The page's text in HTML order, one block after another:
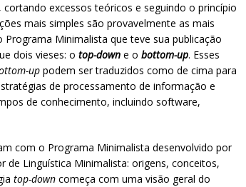
excessos teóricos e seguindo o princípio
mais simples são provavelmente as mais
Minimalista que teve sua publicação
dois vieses: o top-down e o bottom-up. Esses
up podem ser traduzidos como de cima para
de processamento de informação e
de conhecimento, incluindo software,
com o Programa Minimalista desenvolvido por
de Linguística Minimalista: origens, conceitos,
top-down começa com uma visão geral do